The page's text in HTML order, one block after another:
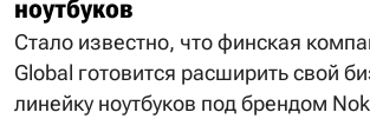
ноутбуков
Стало известно, что финская
Global готовится расширить свой
линейку ноутбуков под брендом